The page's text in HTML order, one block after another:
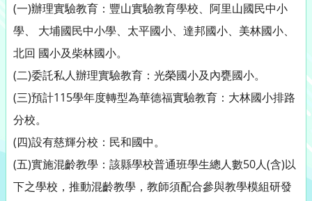
(一)辦理實驗教育：豐山實驗教育學校、阿里山國民中小
學、 大埔國民中小學、太平國小、達邦國小、美林國小、
北回 國小及柴林國小。
(二)委託私人辦理實驗教育：光榮國小及內甕國小。
(三)預計115學年度轉型為華德福實驗教育：大林國小排路
分校。
(四)設有慈輝分校：民和國中。
(五)實施混齡教學：該縣學校普通班學生總人數50人(含)以
下之學校，推動混齡教學，教師須配合參與教學模組研發